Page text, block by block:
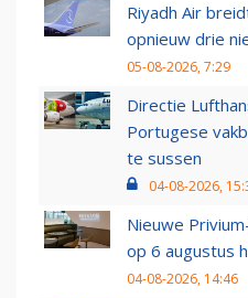
Riyadh Air
opnieuw drie
05-08-2026, 7:29
Directie
Portugese
te sussen
04-08-2026,
Nieuwe
op 6 augustus
04-08-2026, 14:46